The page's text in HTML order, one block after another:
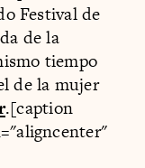
Festival de
de la
tiempo
de la mujer
.[caption